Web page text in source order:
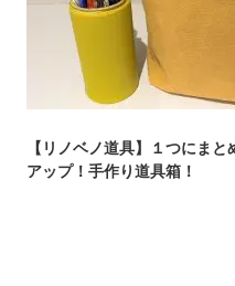
【リノベノ道具】１つにま
アップ！手作り道具箱！